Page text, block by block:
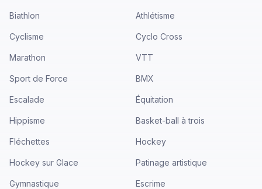
Biathlon Athlétisme
Cyclisme Cyclo Cross
Marathon VTT
Sport de Force BMX
Escalade Équitation
Hippisme Basket-ball à trois
Fléchettes Hockey
Hockey sur Glace Patinage artistique
Gymnastique Escrime